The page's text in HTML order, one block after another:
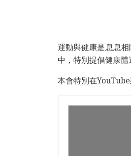
運動與健康是息息
中，特別提倡健康體
本會特別在